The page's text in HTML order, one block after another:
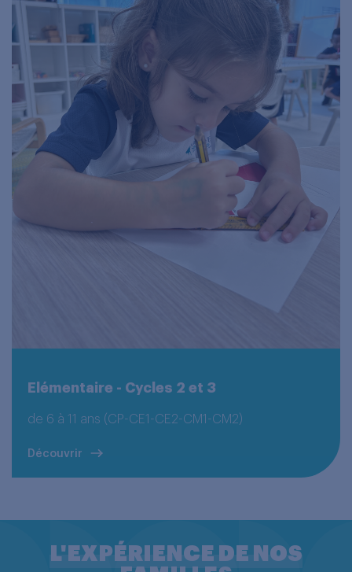
Elémentaire - Cycles 2 et 3
de 6 à 11 ans (CP-CE1-CE2-CM1-CM2)
Découvrir
L'EXPÉRIENCE DE NOS